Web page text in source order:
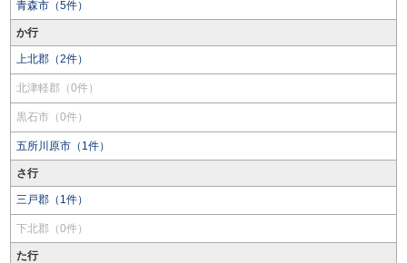
青森市（5件）
か行
上北郡（2件）
北津軽郡（0件）
黒石市（0件）
五所川原市（1件）
さ行
三戸郡（1件）
下北郡（0件）
た行